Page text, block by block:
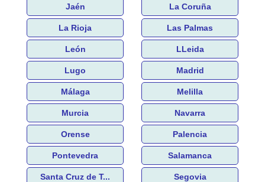
Jaén La Coruña
La Rioja Las Palmas
León LLeida
Lugo Madrid
Málaga Melilla
Murcia Navarra
Orense Palencia
Pontevedra Salamanca
Santa Cruz de T... Segovia